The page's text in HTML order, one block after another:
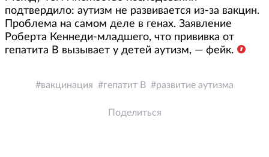
подтвердило: аутизм не развивается из-за вакцин.
Проблема на самом деле в генах. Заявление
Роберта Кеннеди-младшего, что прививка от
гепатита В вызывает у детей аутизм, — фейк.
вакцинация гепатит В развитие аутизма
Поделиться